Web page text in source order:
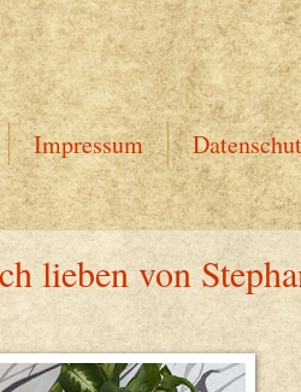
Impressum
lieben von